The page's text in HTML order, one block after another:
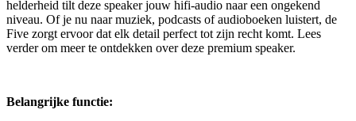
helderheid tilt deze speaker jouw hifi-audio naar een ongekend
niveau. Of je nu naar muziek, podcasts of audioboeken luistert, de
Five zorgt ervoor dat elk detail perfect tot zijn recht komt. Lees
verder om meer te ontdekken over deze premium speaker.
Belangrijke functie: